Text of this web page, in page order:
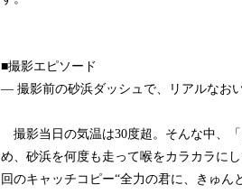
■撮影エピソード
― 撮影前の砂浜ダッシュで、リアルなお
撮影当日の気温は30度超。そんな中、
め、砂浜を何度も走って喉をカラカラに
回のキャッチコピー“全力の君に、きゅ